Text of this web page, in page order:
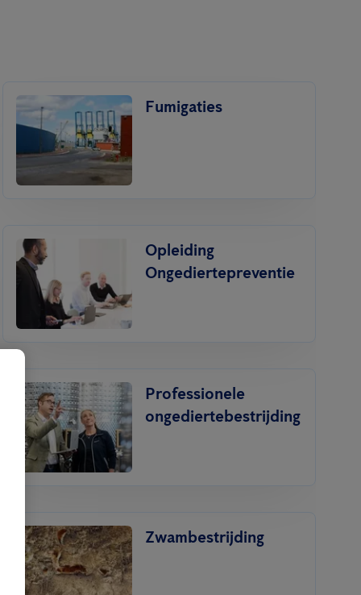
Fumigaties
Opleiding
Ongediertepreventie
Professionele
ongediertebestrijding
Zwambestrijding